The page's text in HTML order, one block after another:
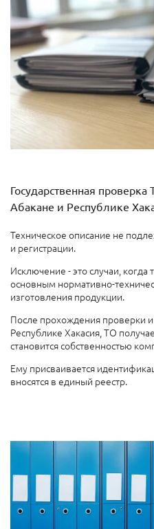
Государственная
Абакане и Республике
Техническое описание не
и регистрации.
Исключение - это случаи, когда
основным нормативно-
изготовления продукции.
После прохождения проверки
Республике Хакасия, ТО
становится собственностью
Ему присваивается
вносятся в единый реестр.